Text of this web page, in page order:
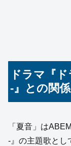
ドラマ『
‑』との関
「夏音」は
‑』の主題歌と